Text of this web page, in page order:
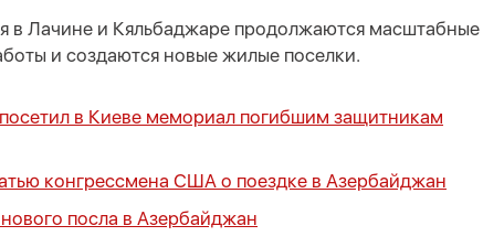
в Лачине и Кяльбаджаре продолжаются масштабные
и создаются новые жилые поселки.
в Киеве мемориал погибшим защитникам
конгрессмена США о поездке в Азербайджан
посла в Азербайджан